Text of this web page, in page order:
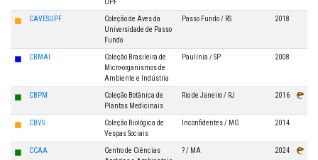
UPF
◼ CAVESUPF
Coleção de Aves da
Universidade de Passo
Fundo
Passo Fundo / RS 2018
◼ CBMAI
Coleção Brasileira de
Micro-organismos de
Ambiente e Indústria
Paulínia / SP 2008
◼ CBPM
Coleção Botânica de
Plantas Medicinais
Rio de Janeiro / RJ 2016
◼ CBVS
Coleção Biológica de
Vespas Sociais
Inconfidentes / MG 2014
◼ CCAA
Centro de Ciências
? / MA 2024